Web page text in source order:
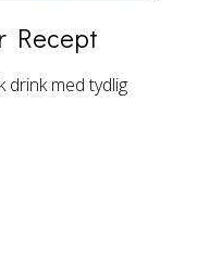
Recept
drink med tydlig